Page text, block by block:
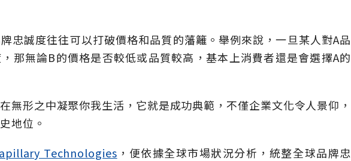
忠誠度往往可以打破價格和品質的藩籬。舉例來說，一旦某人對A品
那無論B的價格是否較低或品質較高，基本上消費者還是會選擇A的
無形之中凝聚你我生活，它就是成功典範，不僅企業文化令人景仰，
地位。
Technologies ，便依據全球市場狀況分析，統整全球品牌忠